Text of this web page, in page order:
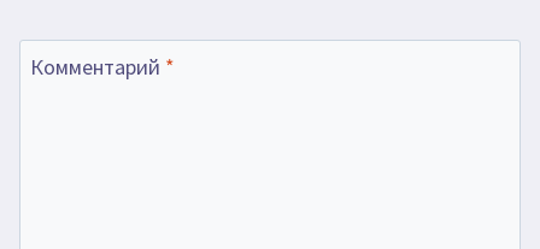
Комментарий *